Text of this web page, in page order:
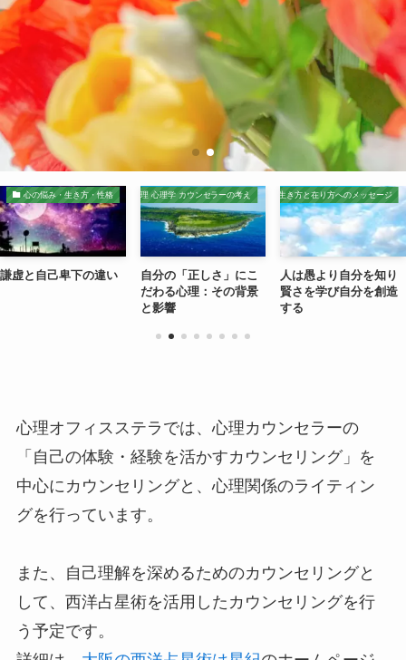
心の悩み・生き方・性格
謙虚と自己卑下の違い
心理 心理学 カウンセラーの考え
自分の「正しさ」にこ
だわる心理：その背景
と影響
生き方と在り方へのメッセージ
人は愚より自分を知り
賢さを学び自分を創造
する
心理オフィスステラでは、心理カウンセラーの
「自己の体験・経験を活かすカウンセリング」を
中心にカウンセリングと、心理関係のライティン
グを行っています。
また、自己理解を深めるためのカウンセリングと
して、西洋占星術を活用したカウンセリングを行
う予定です。